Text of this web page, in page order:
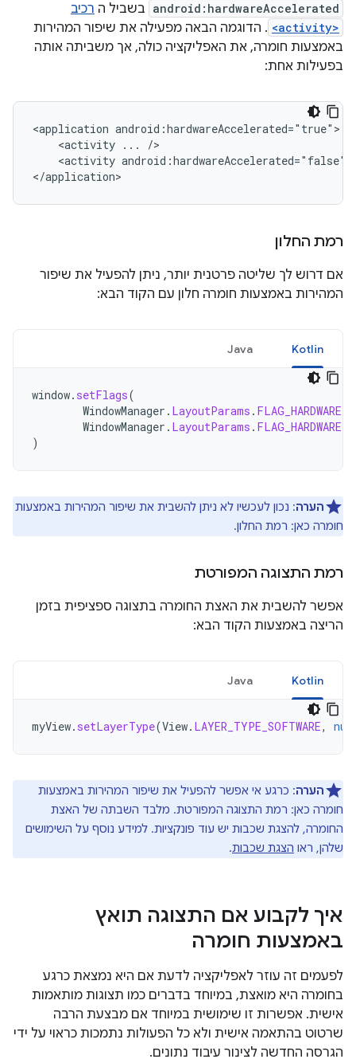
android:hardwareAccelerated בשביל ה רכיב
<activity> . הדוגמה הבאה מפעילה את שיפור המהירות
באמצעות חומרה, את האפליקציה כולה, אך משביתה אותה
בפעילות אחת:
<application
<activity ...
<activity android:hardwareAccelerated="false"
</application>
רמת החלון
אם דרוש לך שליטה פרטנית יותר, ניתן להפעיל את שיפור
המהירות באמצעות חומרה חלון עם הקוד הבא:
Kotlin
Java
window. setFlags(
WindowManager . LayoutParams .
WindowManager . LayoutParams .
)
הערה: נכון לעכשיו לא ניתן להשבית את שיפור המהירות באמצעות
חומרה כאן: רמת החלון.
רמת התצוגה המפורטת
אפשר להשבית את האצת החומרה בתצוגה ספציפית בזמן
הריצה באמצעות הקוד הבא:
Kotlin
Java
myView. setLayerType(View. LAYER_TYPE_SOFTWARE,
הערה: כרגע אי אפשר להפעיל את שיפור המהירות באמצעות
חומרה כאן: רמת התצוגה המפורטת. מלבד השבתה של האצת
החומרה, להצגת שכבות יש עוד פונקציות. למידע נוסף על השימושים
שלהן, ראו הצגת שכבות.
איך לקבוע אם התצוגה תואץ
באמצעות חומרה
לפעמים זה עוזר לאפליקציה לדעת אם היא נמצאת כרגע
בחומרה היא מואצת, במיוחד בדברים כמו תצוגות מותאמות
אישית. אפשרות זו שימושית במיוחד אם מבצעת הרבה
שרטוט בהתאמה אישית ולא כל הפעולות נתמכות כראוי על ידי
הגרסה החדשה לצינור עיבוד נתונים.